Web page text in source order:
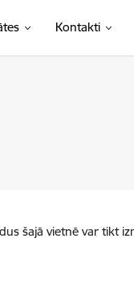
Kontakti
šajā vietnē var tikt